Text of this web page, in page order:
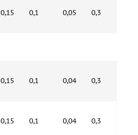
0,15 0,1 0,05 0,3
0,15 0,1 0,04 0,3
0,15 0,1 0,04 0,3